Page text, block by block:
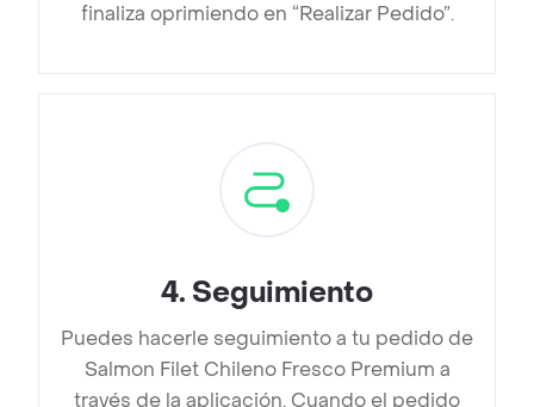
finaliza oprimiendo en “Realizar Pedido”.
4. Seguimiento
Puedes hacerle seguimiento a tu pedido de
Salmon Filet Chileno Fresco Premium a
través de la aplicación. Cuando el pedido